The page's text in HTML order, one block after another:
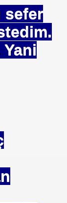
sefer